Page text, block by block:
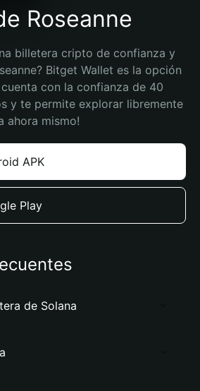
Roseanne
billetera cripto de confianza y
Bitget Wallet es la opción
con la confianza de 40
y te permite explorar libremente
ahora mismo!
APK
Play
de Solana